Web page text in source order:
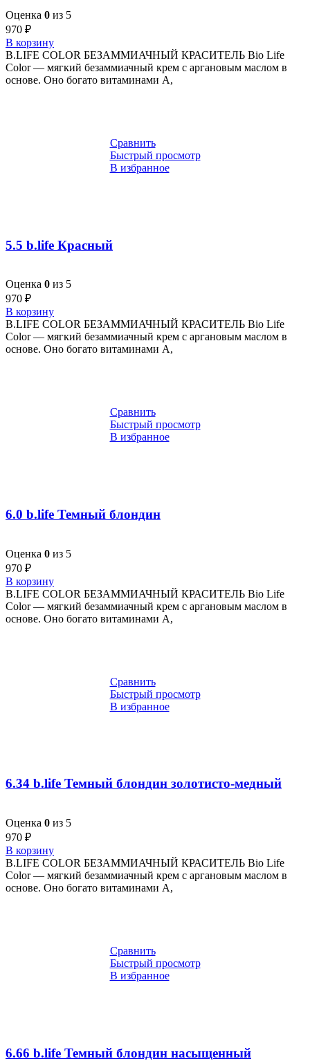
Оценка 0 из 5
970 ₽
В корзину
B.LIFE COLOR БЕЗАММИАЧНЫЙ КРАСИТЕЛЬ Bio Life
Color — мягкий безаммиачный крем с аргановым маслом в
основе. Оно богато витаминами A,
Сравнить
Быстрый просмотр
В избранное
5.5 b.life Красный
Оценка 0 из 5
970 ₽
В корзину
B.LIFE COLOR БЕЗАММИАЧНЫЙ КРАСИТЕЛЬ Bio Life
Color — мягкий безаммиачный крем с аргановым маслом в
основе. Оно богато витаминами A,
Сравнить
Быстрый просмотр
В избранное
6.0 b.life Темный блондин
Оценка 0 из 5
970 ₽
В корзину
B.LIFE COLOR БЕЗАММИАЧНЫЙ КРАСИТЕЛЬ Bio Life
Color — мягкий безаммиачный крем с аргановым маслом в
основе. Оно богато витаминами A,
Сравнить
Быстрый просмотр
В избранное
6.34 b.life Темный блондин золотисто-медный
Оценка 0 из 5
970 ₽
В корзину
B.LIFE COLOR БЕЗАММИАЧНЫЙ КРАСИТЕЛЬ Bio Life
Color — мягкий безаммиачный крем с аргановым маслом в
основе. Оно богато витаминами A,
Сравнить
Быстрый просмотр
В избранное
6.66 b.life Темный блондин насыщенный